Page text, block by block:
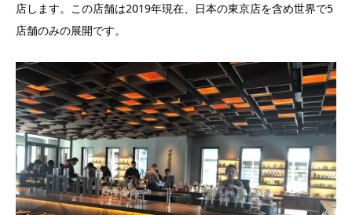
店します。この店舗は2019年現在、日本の東京店を含め世界で5
店舗のみの展開です。